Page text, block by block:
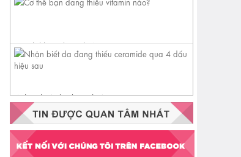
của kem dưỡng Baume B5
Cơ thể bạn đang thiếu vitamin
nào?
Nhận biết da đang thiếu
ceramide qua 4 dấu hiệu sau